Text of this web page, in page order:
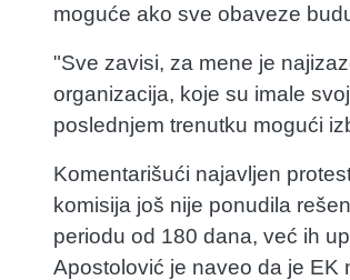
moguće ako sve obaveze
"Sve zavisi, za mene je
organizacija, koje su imale
poslednjem trenutku mogući
Komentarišući najavljen
komisija još nije ponudila
periodu od 180 dana, već ih
Apostolović je naveo da je EK